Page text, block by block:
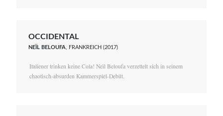
OCCIDENTAL
NEÏL BELOUFA , FRANKREICH (2017)
Italiener trinken keine Cola! Neïl Beloufa verzettelt sich in seinem
chaotisch-absurden Kammerspiel-Debüt.